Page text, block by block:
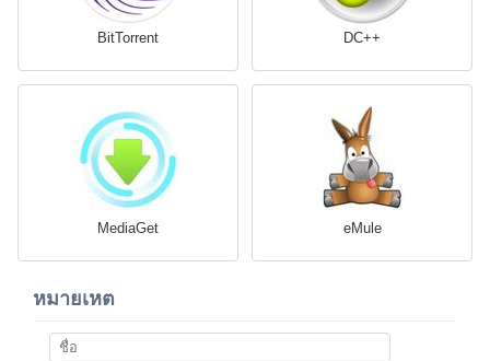
BitTorrent DC++
MediaGet eMule
หมายเหต